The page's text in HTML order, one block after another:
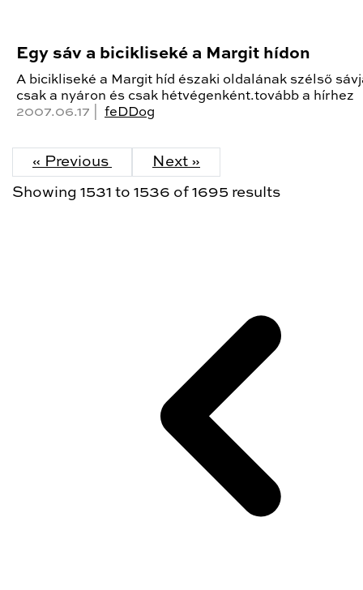
Egy sáv a bicikliseké a Margit hídon
A bicikliseké a Margit híd északi oldalának szélső
csak a nyáron és csak hétvégenként.tovább a hírhez
2007.06.17 | feDDog
« Previous Next »
Showing 1531 to 1536 of 1695 results